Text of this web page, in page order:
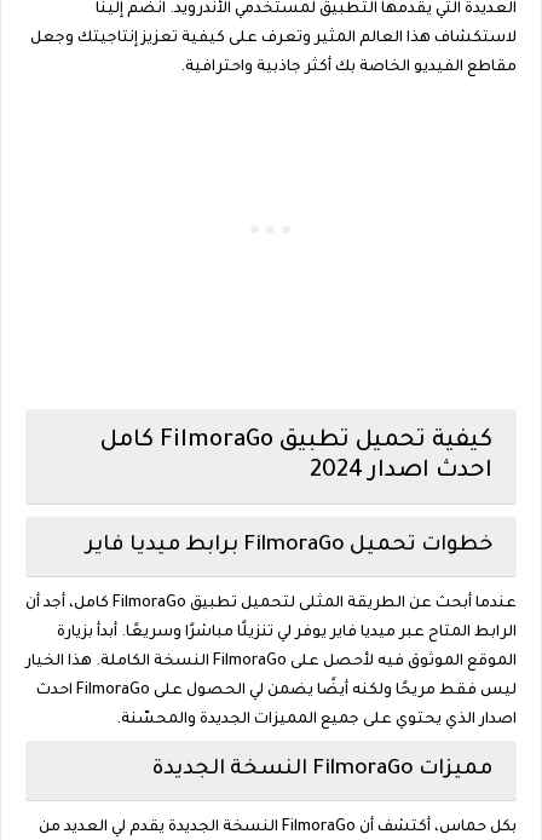
العديدة التي يقدمها التطبيق لمستخدمي الأندرويد. انضم إلينا
لاستكشاف هذا العالم المثير وتعرف على كيفية تعزيز إنتاجيتك وجعل
مقاطع الفيديو الخاصة بك أكثر جاذبية واحترافية.
كيفية تحميل تطبيق FilmoraGo كامل
احدث اصدار 2024
خطوات تحميل FilmoraGo برابط ميديا فاير
عندما أبحث عن الطريقة المثلى لتحميل تطبيق FilmoraGo كامل، أجد أن
الرابط المتاح عبر ميديا فاير يوفر لي تنزيلًا مباشرًا وسريعًا. أبدأ بزيارة
الموقع الموثوق فيه لأحصل على FilmoraGo النسخة الكاملة. هذا الخيار
ليس فقط مريحًا ولكنه أيضًا يضمن لي الحصول على FilmoraGo احدث
اصدار الذي يحتوي على جميع المميزات الجديدة والمحسّنة.
مميزات FilmoraGo النسخة الجديدة
بكل حماس، أكتشف أن FilmoraGo النسخة الجديدة يقدم لي العديد من